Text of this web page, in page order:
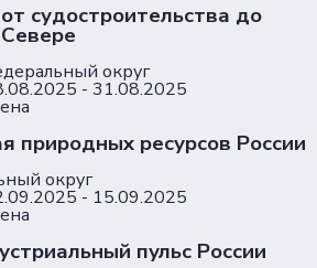
судостроительства до
округ
- 31.08.2025
природных ресурсов России
округ
- 15.09.2025
пульс России
соглашение
персональных данных
безопасности